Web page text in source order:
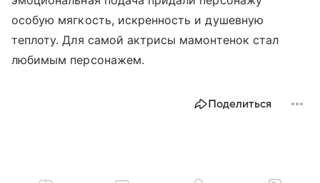
особую мягкость, искренность и душевную
теплоту. Для самой актрисы мамонтенок стал
любимым персонажем.
Поделиться